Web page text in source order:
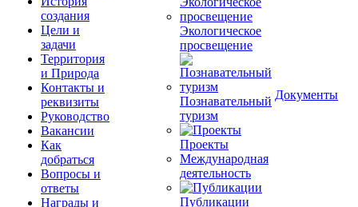
создания
Цели и
задачи
Территория
и Природа
Контакты и
реквизиты
Руководство
Вакансии
Как
добраться
Вопросы и
ответы
Награды и
Экологическое
просвещение
Познавательный
туризм
Проекты
Международная
деятельность
Публикации
Документы